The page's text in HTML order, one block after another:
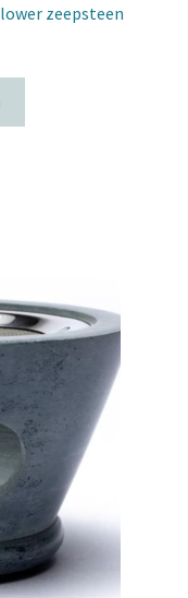
zeepsteen